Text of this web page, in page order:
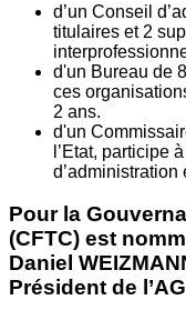
d’un Conseil
titulaires et 2
d'un Bureau de
ces
2 ans.
d'un
l’Etat, participe
d’administration
Pour la
(CFTC) est
Daniel
Président de